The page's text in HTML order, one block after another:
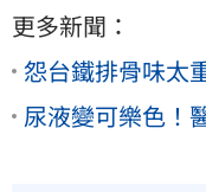
更多新聞：
怨台鐵排骨味太
尿液變可樂色！